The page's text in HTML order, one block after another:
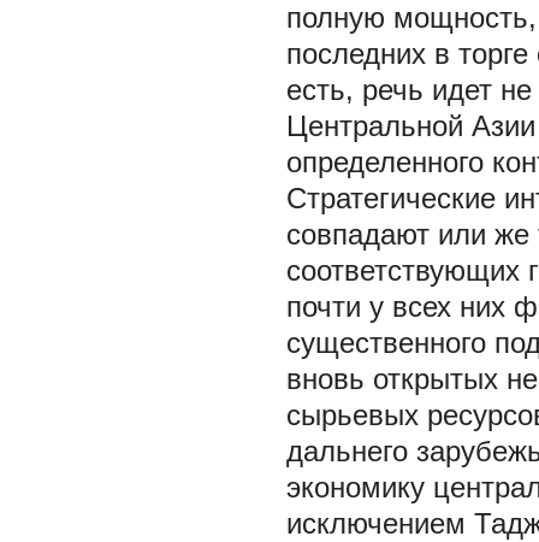
полную мощность,
последних в
есть, речь идет
Центральной
определенного
Стратегические
совпадают или же
соответствующих
почти у всех них
существенного
вновь открытых
сырьевых
дальнего
экономику
исключением